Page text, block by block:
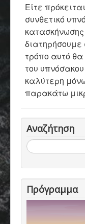
Είτε
συνθετικό
τρόπο αυτό
του
καλύτερη
παρακάτω
Αναζήτηση
Αναζήτηση...
Πρόγραμμα